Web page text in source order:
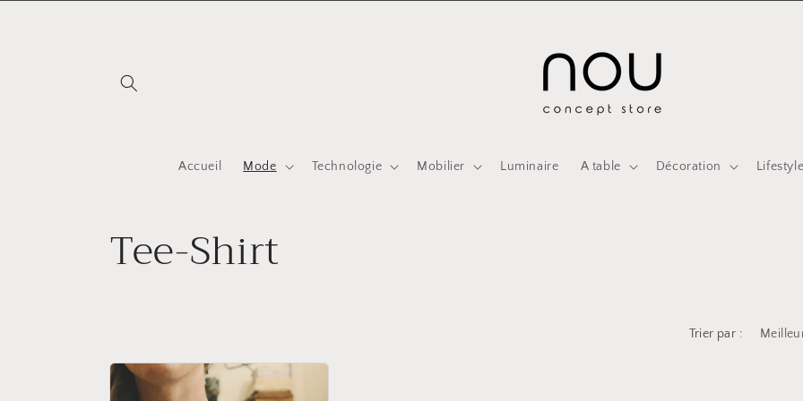
et
Accueil Mode Technologie Mobilier Luminaire A table Décoration Lifestyle
C
l
Tee-Shirt
Trier par :